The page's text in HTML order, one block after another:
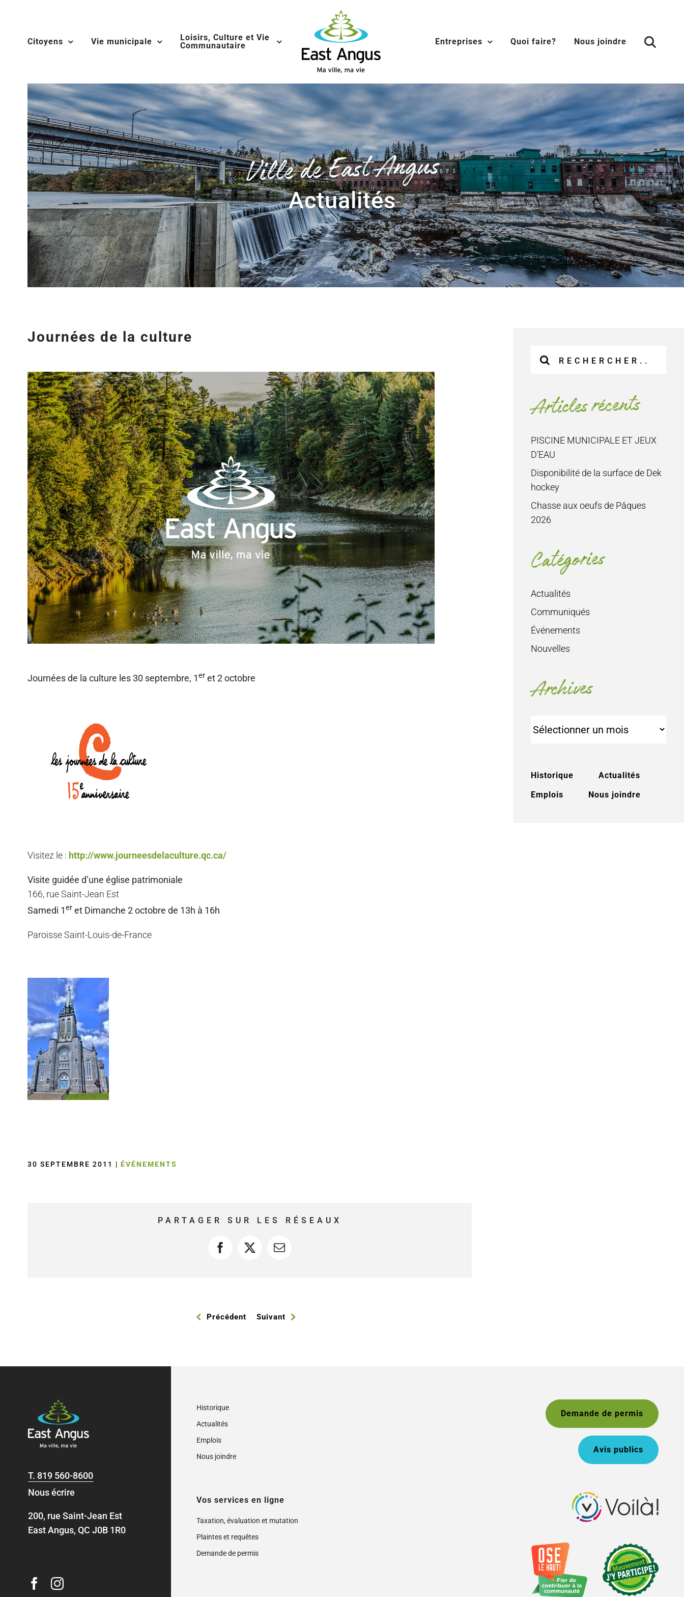
contentCitoyens Vie municipale
Loisirs, Culture et Vie
Communautaire
Entreprises Quoi faire? Nous joindre
Ville de East Angus
Actualités
Journées de la culture
Agrandir
l&apos;image
Journées de la culture les 30 septembre, 1eret 2 octobre
Visitez le : http://www.journeesdelaculture.qc.ca/
Visite guidée d’une église patrimoniale
166, rue Saint-Jean Est
Samedi 1eret Dimanche 2 octobre de 13h à 16h
Paroisse Saint-Louis-de-France
30 SEPTEMBRE 2011 | ÉVÉNEMENTS
PARTAGER SUR LES RÉSEAUX
Facebook
X Courriel
Précédent Suivant
sur
:Articles récents
PISCINE MUNICIPALE ET JEUX
D’EAU
Disponibilité de la surface de Dek
hockey
Chasse aux oeufs de Pâques
2026
Catégories
Actualités
Communiqués
Événements
Nouvelles
Archives
Historique
Actualités
Emplois
Nous joindre
T. 819 560-8600
Nous écrire
200, rue Saint-Jean Est
East Angus, QC J0B 1R0
Historique
Actualités
Emplois
Nous joindre
Vos services en ligne
Taxation, évaluation et mutation
Plaintes et requêtes
Demande de permis
Demande de permis
Avis publics